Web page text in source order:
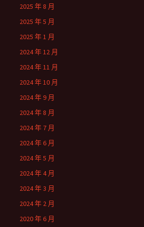
2025 年 8 月
2025 年 5 月
2025 年 1 月
2024 年 12 月
2024 年 11 月
2024 年 10 月
2024 年 9 月
2024 年 8 月
2024 年 7 月
2024 年 6 月
2024 年 5 月
2024 年 4 月
2024 年 3 月
2024 年 2 月
2020 年 6 月